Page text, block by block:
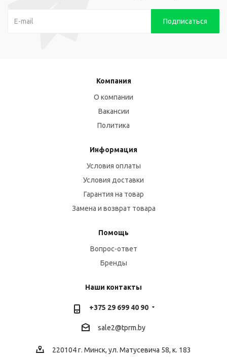
Компания
О компании
Вакансии
Политика
Информация
Условия оплаты
Условия доставки
Гарантия на товар
Замена и возврат товара
Помощь
Вопрос-ответ
Бренды
Наши контакты
+375 29 699 40 90
sale2@tprm.by
220104 г. Минск, ул. Матусевича 58, к. 183